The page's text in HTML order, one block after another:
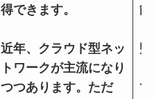
得できます。
近年、クラウド型ネッ
トワークが主流になり
つつあります。ただ